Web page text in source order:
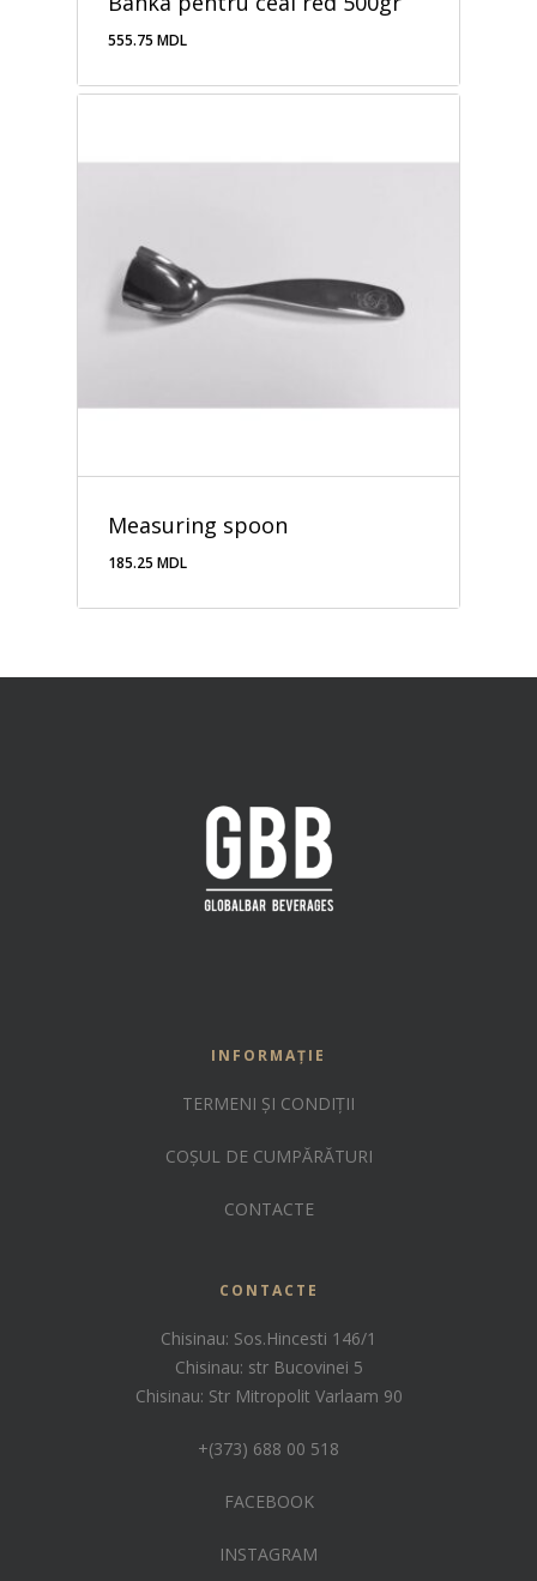
555.75 MDL
Measuring spoon
185.25 MDL
INFORMAȚIE
TERMENI ȘI CONDIȚII
COȘUL DE CUMPĂRĂTURI
CONTACTE
CONTACTE
Chisinau: Sos.Hincesti 146/1
Chisinau: str Bucovinei 5
Chisinau: Str Mitropolit Varlaam 90
+(373) 688 00 518
FACEBOOK
INSTAGRAM